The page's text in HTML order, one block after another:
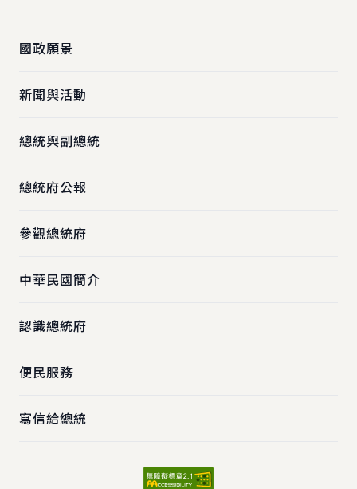
國政願景
新聞與活動
總統與副總統
總統府公報
參觀總統府
中華民國簡介
認識總統府
便民服務
寫信給總統